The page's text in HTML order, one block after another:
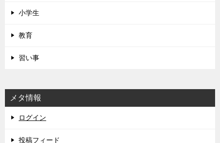
小学生
教育
習い事
メタ情報
ログイン
投稿フィード